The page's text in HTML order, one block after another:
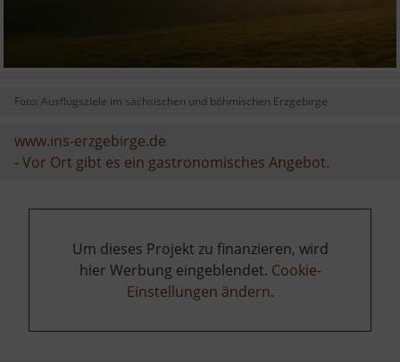
Foto: Ausflugsziele im sächsischen und böhmischen Erzgebirge
www.ins-erzgebirge.de
-Vor Ort gibt es ein gastronomisches Angebot.
Um dieses Projekt zu finanzieren, wird
hier Werbung eingeblendet. Cookie-
Einstellungen ändern.